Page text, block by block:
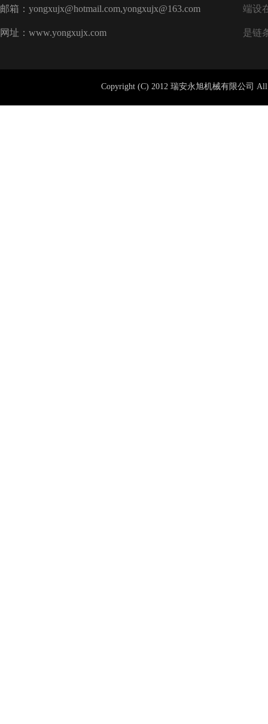
邮箱：yongxujx@hotmail.com,yongxujx@163.com
网址：www.yongxujx.com
端设
是链
Copyright (C) 2012 瑞安永旭机械有限公司 All